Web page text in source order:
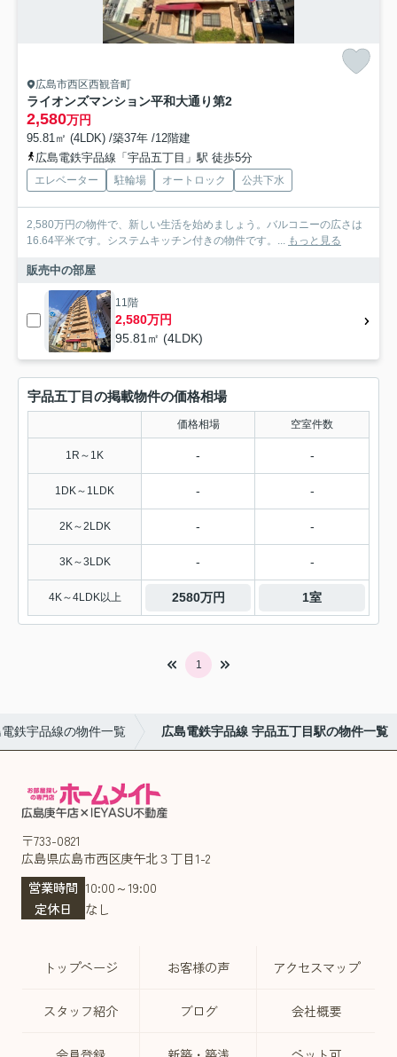
広島市西区西観音町
ライオンズマンション平和大通り第2
2,580万円
95.81㎡ (4LDK) /築37年 /12階建
広島電鉄宇品線「宇品五丁目」駅 徒歩5分
エレベーター 駐輪場 オートロック 公共下水
2,580万円の物件で、新しい生活を始めましょう。バルコニーの広さは
16.64平米です。システムキッチン付きの物件です。...
もっと見る
販売中の部屋
11階
2,580万円
95.81㎡ (4LDK)
宇品五丁目の掲載物件の価格相場
価格相場 空室件数
1R～1K - -
1DK～1LDK - -
2K～2LDK - -
3K～3LDK - -
4K～4LDK以上 2580万円 1室
1
鉄宇品線の物件一覧 広島電鉄宇品線 宇品五丁目駅の物件一覧
〒733-0821
広島県広島市西区庚午北３丁目1-2
営業時間 10:00～19:00
定休日
なし
トップページ お客様の声 アクセスマップ
スタッフ紹介 ブログ 会社概要